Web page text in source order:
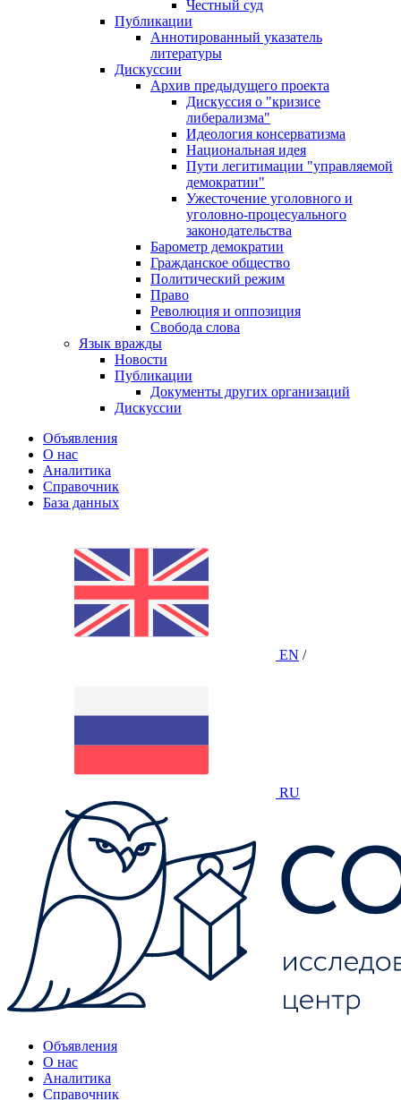
Честный суд
Публикации
Аннотированный указатель
литературы
Дискуссии
Архив предыдущего проекта
Дискуссия о "кризисе
либерализма"
Идеология консерватизма
Национальная идея
Пути легитимации "управляемой
демократии"
Ужесточение уголовного и
уголовно-процесуального
законодательства
Барометр демократии
Гражданское общество
Политический режим
Право
Революция и оппозиция
Свобода слова
Язык вражды
Новости
Публикации
Документы других организаций
Дискуссии
Объявления
О нас
Аналитика
Справочник
База данных
EN /
RU
Объявления
О нас
Аналитика
Справочник